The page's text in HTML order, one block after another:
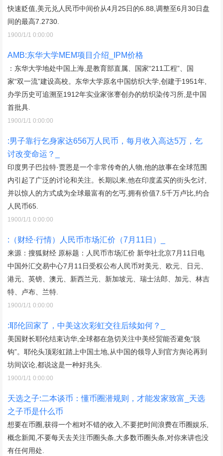
快速贬值,美元兑人民币中间价从4月25日的6.88,调整至6月30日盘
间的最高7.2730.
1900/1/1 0:00:00
AMB:东华大学MEM项目介绍_IPM价格
：东华大学地处中国上海,是教育部直属、国家“211工程”、国
家“双一流”建设高校。东华大学原名中国纺织大学,创建于1951年,
办学历史可追溯至1912年实业家张謇创办的纺织染传习所,是中国
首批具.
1900/1/1 0:00:00
:男子靠行乞身家达656万人民币，每月收入高达5万，乞
讨改变命运？_
印度男子巴拉特·贾恩是一个非常传奇的人物,他的故事在全球范围
内引起了广泛的讨论和关注。长期以来,他在印度孟买的街头乞讨,
并以惊人的方式成为全球最富有的乞丐,拥有价值7.5千万卢比,约合
人民币65.
1900/1/1 0:00:00
:（财经·行情）人民币市场汇价（7月11日）_
来源：搜狐财经 原标题：人民币市场汇价 新华社北京7月11日电
中国外汇交易中心7月11日受权公布人民币对美元、欧元、日元、
港元、英镑、澳元、新西兰元、新加坡元、瑞士法郎、加元、林吉
特、卢布、兰特.
1900/1/1 0:00:00
:耶伦回家了，中美这次彩虹交往后续如何？_
美国财长耶伦结束访华,全球都在急切关注中美经贸能否避免“脱
钩”。耶伦头顶彩虹踏上中国土地,从中国的领导人到官方舆论再到
坊间议论,都说这是一种好兆头.
1900/1/1 0:00:00
天选之子:二本谈币：懂币圈潜规则，才能发家致富_天选
之子币是什么币
想要在币圈,获得一个相对不错的收入,不要把时间浪费在币圈娱乐,
概念新闻,不要每天去关注币圈头条,大多数币圈头条,对你来讲也没
有任何用处.